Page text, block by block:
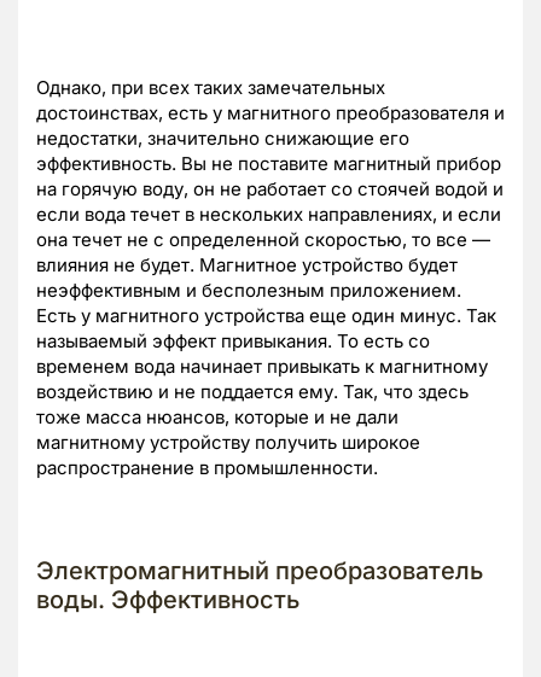
Однако, при всех таких замечательных
достоинствах, есть у магнитного преобразователя и
недостатки, значительно снижающие его
эффективность. Вы не поставите магнитный прибор
на горячую воду, он не работает со стоячей водой и
если вода течет в нескольких направлениях, и если
она течет не с определенной скоростью, то все —
влияния не будет. Магнитное устройство будет
неэффективным и бесполезным приложением.
Есть у магнитного устройства еще один минус. Так
называемый эффект привыкания. То есть со
временем вода начинает привыкать к магнитному
воздействию и не поддается ему. Так, что здесь
тоже масса нюансов, которые и не дали
магнитному устройству получить широкое
распространение в промышленности.
Электромагнитный преобразователь
воды. Эффективность